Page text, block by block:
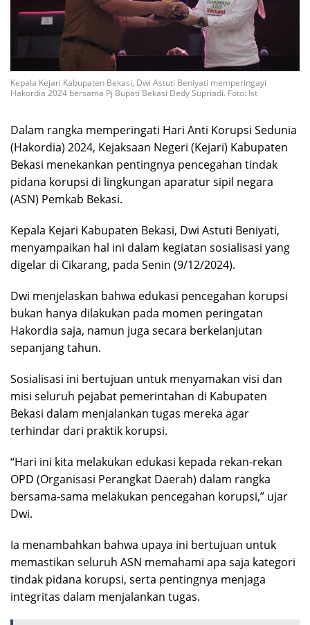
Kepala Kejari Kabupaten Bekasi, Dwi Astuti Beniyati memperingayi
Hakordia 2024 bersama Pj Bupati Bekasi Dedy Supriadi. Foto: Ist
Dalam rangka memperingati Hari Anti Korupsi Sedunia
(Hakordia) 2024, Kejaksaan Negeri (Kejari) Kabupaten
Bekasi menekankan pentingnya pencegahan tindak
pidana korupsi di lingkungan aparatur sipil negara
(ASN) Pemkab Bekasi.
Kepala Kejari Kabupaten Bekasi, Dwi Astuti Beniyati,
menyampaikan hal ini dalam kegiatan sosialisasi yang
digelar di Cikarang, pada Senin (9/12/2024).
Dwi menjelaskan bahwa edukasi pencegahan korupsi
bukan hanya dilakukan pada momen peringatan
Hakordia saja, namun juga secara berkelanjutan
sepanjang tahun.
Sosialisasi ini bertujuan untuk menyamakan visi dan
misi seluruh pejabat pemerintahan di Kabupaten
Bekasi dalam menjalankan tugas mereka agar
terhindar dari praktik korupsi.
“Hari ini kita melakukan edukasi kepada rekan-rekan
OPD (Organisasi Perangkat Daerah) dalam rangka
bersama-sama melakukan pencegahan korupsi,” ujar
Dwi.
Ia menambahkan bahwa upaya ini bertujuan untuk
memastikan seluruh ASN memahami apa saja kategori
tindak pidana korupsi, serta pentingnya menjaga
integritas dalam menjalankan tugas.